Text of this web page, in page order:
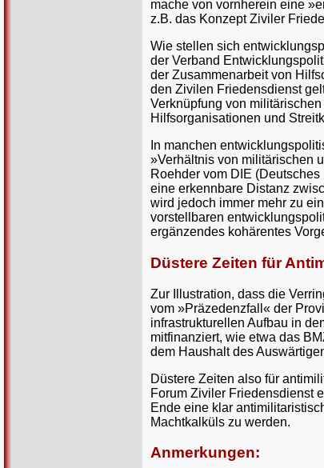
mache von vornherein eine
z.B. das Konzept Ziviler
Wie stellen sich
der Verband
der Zusammenarbeit von
den Zivilen Friedensdienst
Verknüpfung von
Hilfsorganisationen und
In manchen
»Verhältnis von militärischen
Roehder vom DIE
eine erkennbare Distanz
wird jedoch immer mehr zu
vorstellbaren
ergänzendes kohärentes
Düstere Zeiten für
Zur Illustration, dass die
vom »Präzedenzfall« der
infrastrukturellen Aufbau in
mitfinanziert, wie etwa das
dem Haushalt des
Düstere Zeiten also für
Forum Ziviler Friedensdienst
Ende eine klar
Machtkalküls zu werden.
Anmerkungen: